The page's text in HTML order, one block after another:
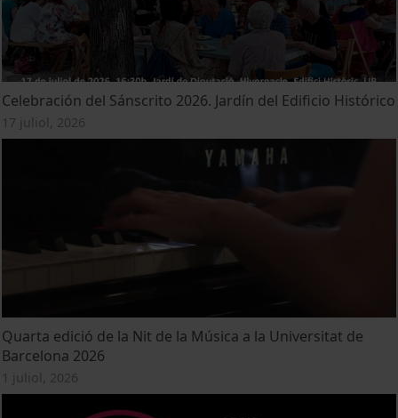
Celebración del Sánscrito 2026. Jardín del Edificio Histórico
17 juliol, 2026
Quarta edició de la Nit de la Música a la Universitat de
Barcelona 2026
1 juliol, 2026